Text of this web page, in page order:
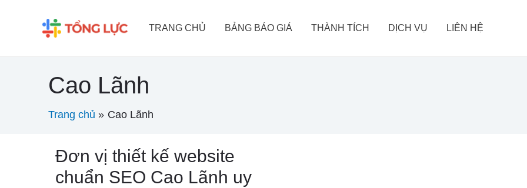
TRANG CHỦ BẢNG BÁO GIÁ THÀNH TÍCH DỊCH VỤ LIÊN HỆ
Cao Lãnh
Trang chủ Cao Lãnh
Đơn vị thiết kế website
chuẩn SEO Cao Lãnh uy
Đơn
thiết